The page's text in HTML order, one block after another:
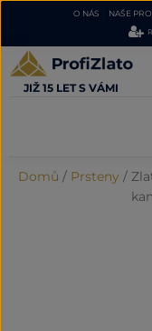
O NÁS NAŠE
JIŽ 15 LET S VÁMI
Domů / Prsteny /